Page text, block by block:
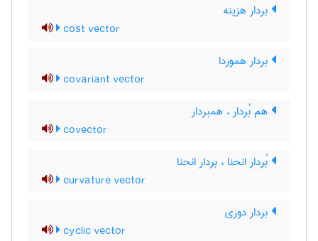
بردار هزینه
cost vector
بردار هموردا
covariant vector
هم بُردار ، همبردار
covector
بُردار انحنا ، بردار انحنا
curvature vector
بردار دوری
cyclic vector